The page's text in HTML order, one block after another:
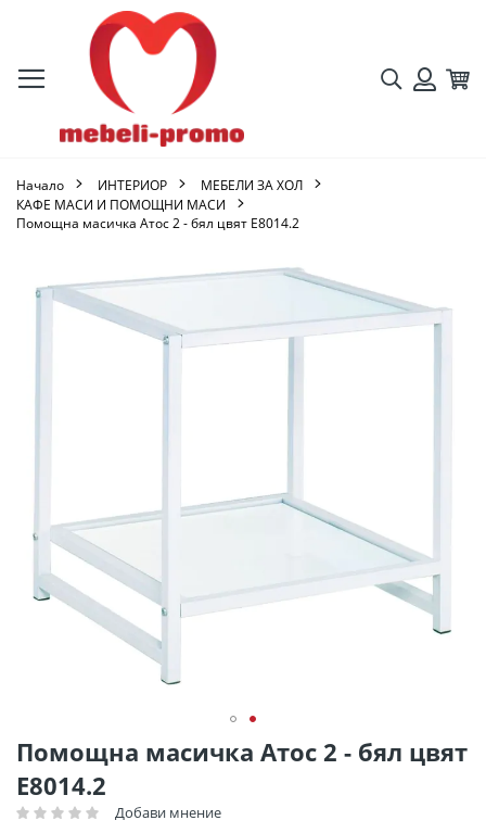
Търсене
Начало ИНТЕРИОР
МЕБЕЛИ ЗА ХОЛ
КАФЕ МАСИ И ПОМОЩНИ МАСИ
Помощна масичка Атос 2 - бял цвят Ε8014.2
Помощна масичка Атос 2 - бял цвят
Ε8014.2
Рейтинг: Добави мнение
края
Преминете
към
началото
на